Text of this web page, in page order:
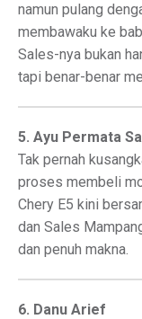
namun pulang
membawaku ke
Sales-nya bukan
tapi benar-benar
5. Ayu Permata
Tak pernah
proses membeli
Chery E5 kini
dan Sales
dan penuh makna.
6. Danu Arief